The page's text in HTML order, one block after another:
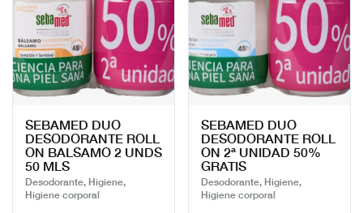
SEBAMED DUO
DESODORANTE ROLL
ON BALSAMO 2 UNDS
50 MLS
Desodorante, Higiene,
Higiene corporal
SEBAMED DUO
DESODORANTE ROLL
ON 2ª UNIDAD 50%
GRATIS
Desodorante, Higiene,
Higiene corporal